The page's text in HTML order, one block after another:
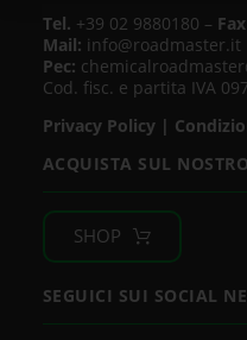
Tel. +39 02 9880180 – Fax
Mail: info@roadmaster.it
Pec:
Cod. fisc. e partita IVA
Privacy Policy|
ACQUISTA SUL
SHOP
SEGUICI SUI SOCIAL